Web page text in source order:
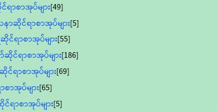
ရာစာအုပ်များ[49]
ာဆိုင်ရာစာအုပ်များ[5]
ရာစာအုပ်များ[55]
င်ရာစာအုပ်များ[186]
င်ရာစာအုပ်များ[69]
ာအုပ်များ[65]
င်ရာစာအုပ်များ[5]